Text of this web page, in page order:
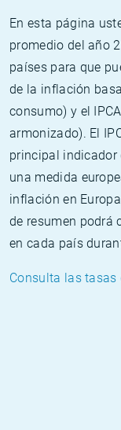
En esta página
promedio del año
países para que
de la inflación
consumo) y el
armonizado). El
principal indicador
una medida
inflación en
de resumen podrá
en cada país
Consulta las